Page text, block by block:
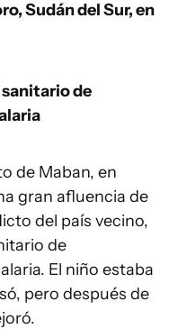
Sudán del Sur, en
de
de Maban, en
gran afluencia de
del país vecino,
de
El niño estaba
pero después de